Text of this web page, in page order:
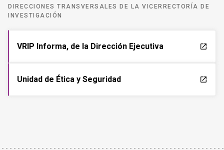
DIRECCIONES TRANSVERSALES DE LA VICERRECTORÍA DE
INVESTIGACIÓN
VRIP Informa, de la Dirección Ejecutiva launch
Unidad de Ética y Seguridad launch